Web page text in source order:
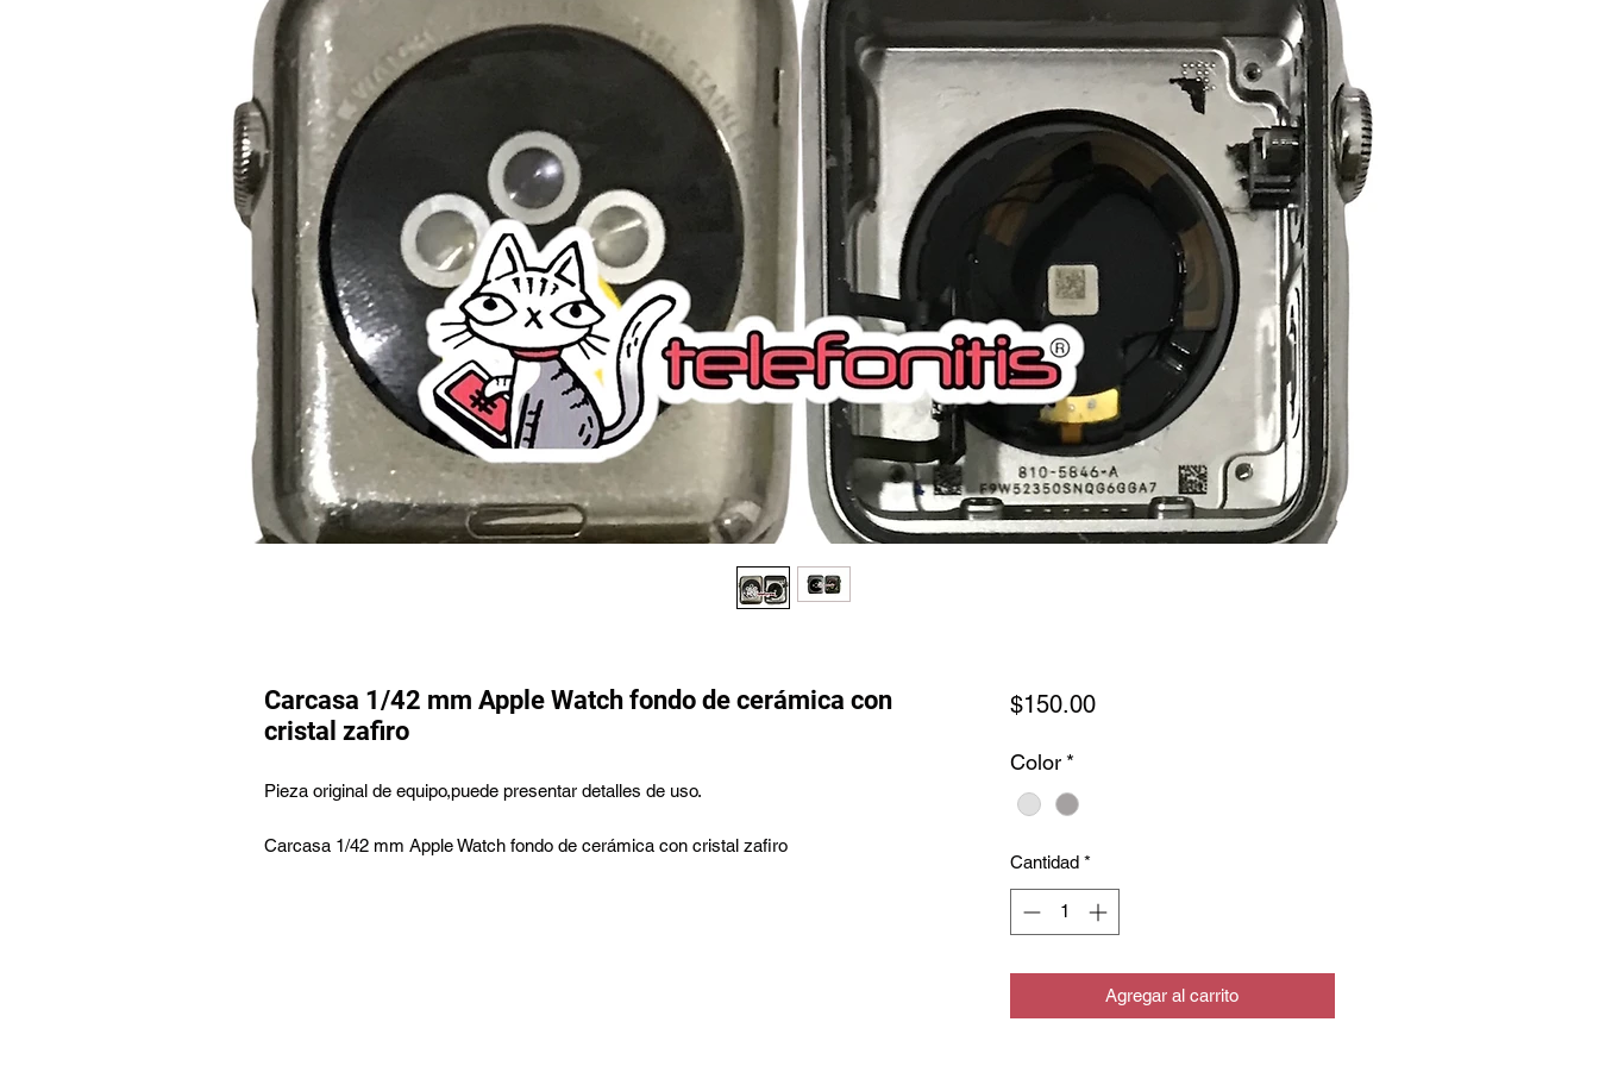
Carcasa 1/42 mm Apple Watch fondo de cerámica con
cristal zafiro
Pieza original de equipo,puede presentar detalles de uso.
Carcasa 1/42 mm Apple Watch fondo de cerámica con cristal zafiro
$150.00Precio
Color *
Cantidad *
Agregar al carrito